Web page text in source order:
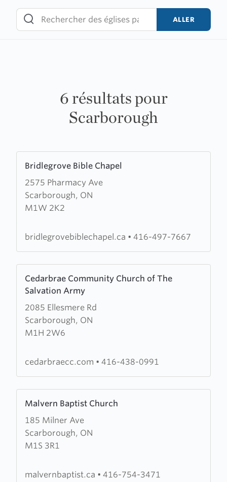
content
ALLER
6 résultats pour
Scarborough
Bridlegrove Bible Chapel
2575 Pharmacy Ave
Scarborough, ON
M1W 2K2
more
about
Bridlegrove
Bible
bridlegrovebiblechapel.ca • 416-497-7667
Cedarbrae Community Church of The
Salvation Army
2085 Ellesmere Rd
Scarborough, ON
M1H 2W6
more
about
Cedarbrae
Community
Church
Thecedarbraecc.com • 416-438-0991
Malvern Baptist Church
185 Milner Ave
Scarborough, ON
M1S 3R1
more
about
Malvern
Baptist
malvernbaptist.ca • 416-754-3471